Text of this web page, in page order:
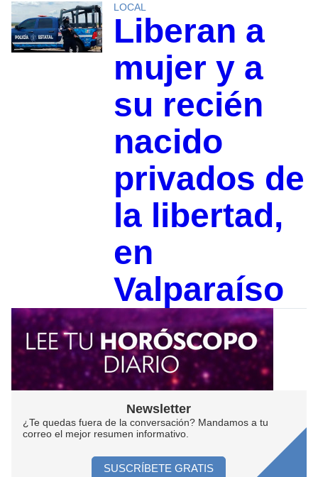
LOCAL
Liberan a
mujer y a
su recién
nacido
privados de
la libertad,
en
Valparaíso
Newsletter
¿Te quedas fuera de la conversación? Mandamos a tu
correo el mejor resumen informativo.
SUSCRÍBETE GRATIS